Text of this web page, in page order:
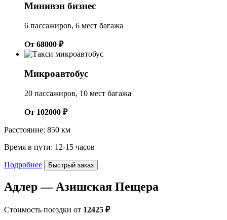
Минивэн бизнес
6 пассажиров, 6 мест багажа
От 68000 ₽
Микроавтобус
20 пассажиров, 10 мест багажа
От 102000 ₽
Расстояние: 850 км
Время в пути: 12-15 часов
Подробнее Быстрый заказ
Адлер — Азишская Пещера
Стоимость поездки от 12425 ₽